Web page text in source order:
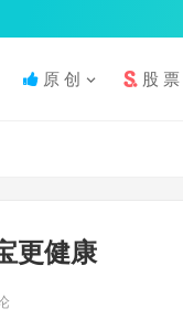
原 创 股 票
更健康